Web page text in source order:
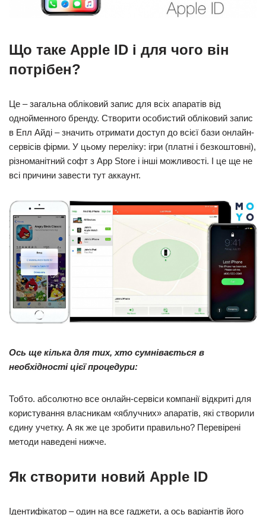
Що таке Apple ID і для чого він
потрібен?
Це – загальна обліковий запис для всіх апаратів від
однойменного бренду. Створити особистий обліковий запис
в Епл Айді – значить отримати доступ до всієї бази онлайн-
сервісів фірми. У цьому переліку: ігри (платні і безкоштовні),
різноманітний софт з App Store і інші можливості. І це ще не
всі причини завести тут аккаунт.
Ось ще кілька для тих, хто сумнівається в
необхідності цієї процедури:
Тобто. абсолютно все онлайн-сервіси компанії відкриті для
користування власникам «яблучних» апаратів, які створили
єдину учетку. А як же це зробити правильно? Перевірені
методи наведені нижче.
Як створити новий Apple ID
Ідентифікатор – один на все гаджети, а ось варіантів його